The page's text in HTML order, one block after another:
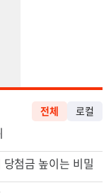
전체 로컬
첨금 높이는 비밀